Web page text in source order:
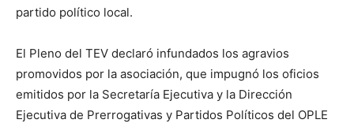
partido político local.
El Pleno del TEV declaró infundados los agravios
promovidos por la asociación, que impugnó los oficios
emitidos por la Secretaría Ejecutiva y la Dirección
Ejecutiva de Prerrogativas y Partidos Políticos del OPLE